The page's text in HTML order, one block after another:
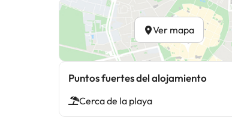
Ver mapa
Puntos fuertes del alojamiento
Cerca de la playa